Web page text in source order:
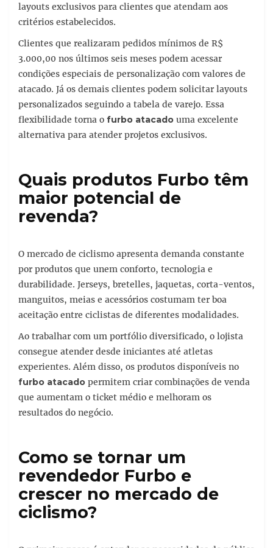
layouts exclusivos para clientes que atendam aos
critérios estabelecidos.
Clientes que realizaram pedidos mínimos de R$
3.000,00 nos últimos seis meses podem acessar
condições especiais de personalização com valores de
atacado. Já os demais clientes podem solicitar layouts
personalizados seguindo a tabela de varejo. Essa
flexibilidade torna o furbo atacado uma excelente
alternativa para atender projetos exclusivos.
Quais produtos Furbo têm
maior potencial de
revenda?
O mercado de ciclismo apresenta demanda constante
por produtos que unem conforto, tecnologia e
durabilidade. Jerseys, bretelles, jaquetas, corta-ventos,
manguitos, meias e acessórios costumam ter boa
aceitação entre ciclistas de diferentes modalidades.
Ao trabalhar com um portfólio diversificado, o lojista
consegue atender desde iniciantes até atletas
experientes. Além disso, os produtos disponíveis no
furbo atacado permitem criar combinações de venda
que aumentam o ticket médio e melhoram os
resultados do negócio.
Como se tornar um
revendedor Furbo e
crescer no mercado de
ciclismo?